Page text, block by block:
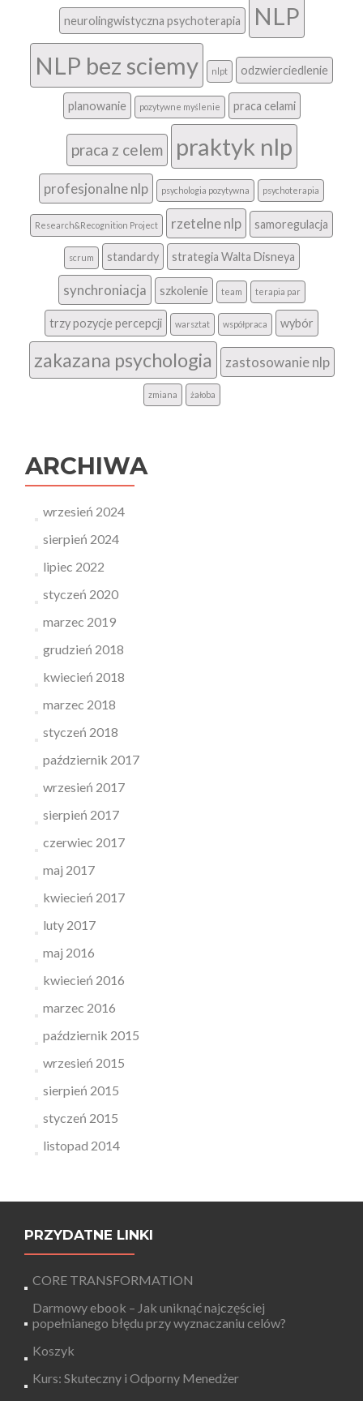
neurolingwistyczna psychoterapia
NLP
NLP bez sciemy
nlpt odzwierciedlenie
planowanie pozytywne myślenie praca celami
praca z celem praktyk nlp
profesjonalne nlp psychologia pozytywna psychoterapia
Research&Recognition Project rzetelne nlp samoregulacja
scrum standardy strategia Walta Disneya
synchroniacja szkolenie team terapia par
trzy pozycje percepcji warsztat współpraca wybór
zakazana psychologia zastosowanie nlp
zmiana żałoba
ARCHIWA
wrzesień 2024
sierpień 2024
lipiec 2022
styczeń 2020
marzec 2019
grudzień 2018
kwiecień 2018
marzec 2018
styczeń 2018
październik 2017
wrzesień 2017
sierpień 2017
czerwiec 2017
maj 2017
kwiecień 2017
luty 2017
maj 2016
kwiecień 2016
marzec 2016
październik 2015
wrzesień 2015
sierpień 2015
styczeń 2015
listopad 2014
PRZYDATNE LINKI
CORE TRANSFORMATION
Darmowy ebook – Jak uniknąć najczęściej
popełnianego błędu przy wyznaczaniu celów?
Koszyk
Kurs: Skuteczny i Odporny Menedżer